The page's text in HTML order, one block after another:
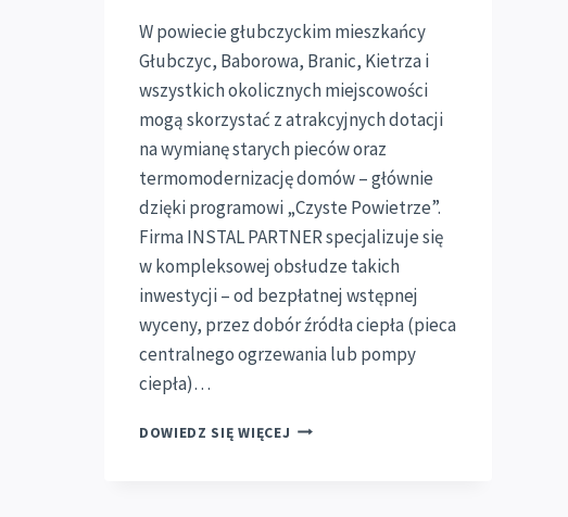
W powiecie głubczyckim mieszkańcy
Głubczyc, Baborowa, Branic, Kietrza i
wszystkich okolicznych miejscowości
mogą skorzystać z atrakcyjnych dotacji
na wymianę starych pieców oraz
termomodernizację domów – głównie
dzięki programowi „Czyste Powietrze”.
Firma INSTAL PARTNER specjalizuje się
w kompleksowej obsłudze takich
inwestycji – od bezpłatnej wstępnej
wyceny, przez dobór źródła ciepła (pieca
centralnego ogrzewania lub pompy
ciepła)…
DOWIEDZ SIĘ WIĘCEJ DOTACJE